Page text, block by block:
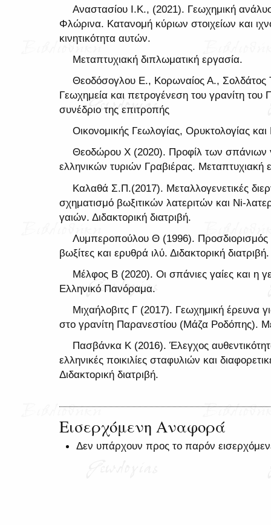
Αναστασίου Ι.Κ., (2021). Γεωχημική
Φλώρινα. Κατανομή κύριων στοιχείων και
κινητικότητα αυτών.
Μεταπτυχιακή διπλωματική εργασία.
Θεοδόσογλου Ε., Κορωναίος Α.,
Γεωχημεία και πετρογένεση του γρανίτη
συνέδριο της επιτροπής
Οικονομικής Γεωλογίας, Ορυκτολογίας
Θεοδώρου Χ (2020). Προφίλ των σπάνιων
ελληνικών τυριών Γραβιέρας. Μεταπτυχιακή
Καλαθά Σ.Π.(2017). Μεταλλογενετικές
σχηματισμό βωξιτικών λατεριτών και Ni-
γαιών. Διδακτορική διατριβή.
Λυμπεροπούλου Θ (1996).
βωξίτες και ερυθρά ιλύ. Διδακτορική διατριβή.
Μέλφος Β (2020). Οι σπάνιες γαίες και η
Ελληνικό Πανόραμα.
Μιχαήλοβιτς Γ (2017). Γεωχημική έρευνα
στο γρανίτη Παρανεστίου (Μάζα Ροδόπης).
Πασβάνκα Κ (2016). Έλεγχος
ελληνικές ποικιλίες σταφυλιών και
Διδακτορική διατριβή.
Εισερχόμενη Αναφορά
Δεν υπάρχουν προς το παρόν